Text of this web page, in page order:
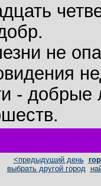
не
- добрые
<предыдущий день
выбрать другой город